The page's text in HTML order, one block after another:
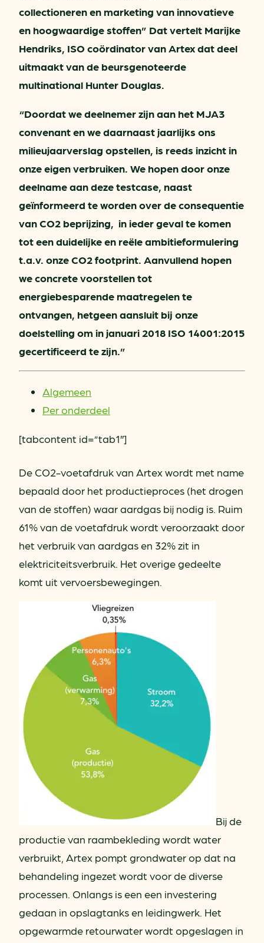
collectioneren en marketing van innovatieve
en hoogwaardige stoffen” Dat vertelt Marijke
Hendriks, ISO coördinator van Artex dat deel
uitmaakt van de beursgenoteerde
multinational Hunter Douglas.
“Doordat we deelnemer zijn aan het MJA3
convenant en we daarnaast jaarlijks ons
milieujaarverslag opstellen, is reeds inzicht in
onze eigen verbruiken. We hopen door onze
deelname aan deze testcase, naast
geïnformeerd te worden over de consequentie
van CO2 beprijzing, in ieder geval te komen
tot een duidelijke en reële ambitieformulering
t.a.v. onze CO2 footprint. Aanvullend hopen
we concrete voorstellen tot
energiebesparende maatregelen te
ontvangen, hetgeen aansluit bij onze
doelstelling om in januari 2018 ISO 14001:2015
gecertificeerd te zijn.”
Algemeen
Per onderdeel
[tabcontent id=”tab1″]
De CO2-voetafdruk van Artex wordt met name
bepaald door het productieproces (het drogen
van de stoffen) waar aardgas bij nodig is. Ruim
61% van de voetafdruk wordt veroorzaakt door
het verbruik van aardgas en 32% zit in
elektriciteitsverbruik. Het overige gedeelte
komt uit vervoersbewegingen.
Bij de
productie van raambekleding wordt water
verbruikt, Artex pompt grondwater op dat na
behandeling ingezet wordt voor de diverse
processen. Onlangs is een een investering
gedaan in opslagtanks en leidingwerk. Het
opgewarmde retourwater wordt opgeslagen in